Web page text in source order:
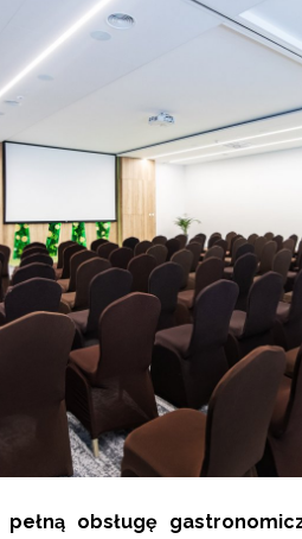
pełną obsługę